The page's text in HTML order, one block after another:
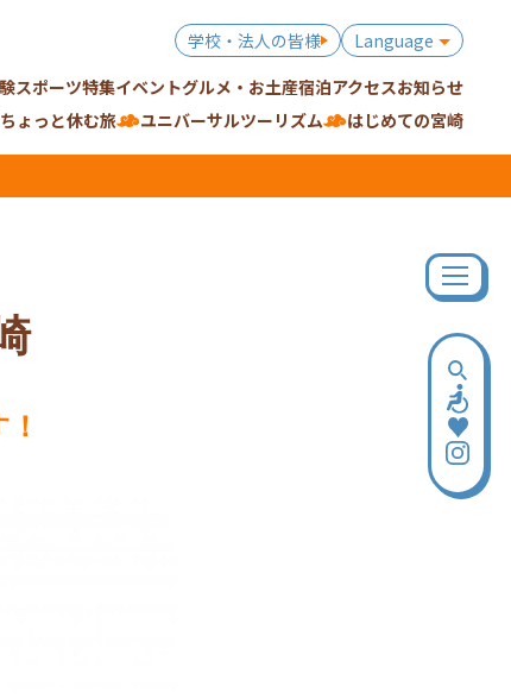
学校・法人の皆様
Language
スポーツ特集イベントグルメ・お土産宿泊アクセスお知らせ
ょっと休む旅 ユニバーサルツーリズム はじめての宮崎